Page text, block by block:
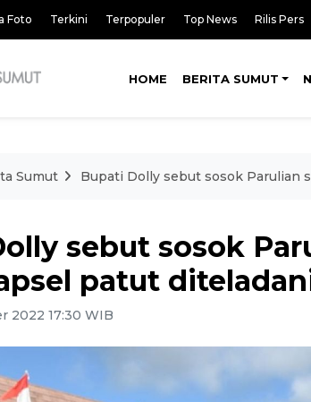
Foto Terkini Terpopuler Top News Rilis Pers
HOME BERITA SUMUT
Sumut Bupati Dolly sebut sosok Parulian
sebut sosok
patut
2022 17:30 WIB